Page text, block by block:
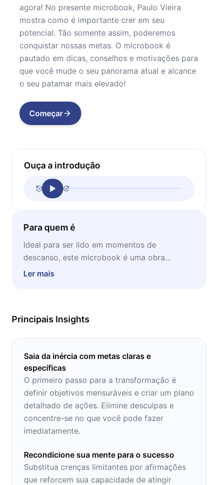
agora! No presente microbook, Paulo Vieira
mostra como é importante crer em seu
potencial. Tão somente assim, poderemos
conquistar nossas metas. O microbook é
pautado em dicas, conselhos e motivações para
que você mude o seu panorama atual e alcance
o seu patamar mais elevado!
Começar
Ouça a introdução
Para quem é
Ideal para ser lido em momentos de
descanso, este microbook é uma obra
recomendada para aqueles que precisam de
Ler mais
Principais Insights
Saia da inércia com metas claras e
específicas
O primeiro passo para a transformação é
definir objetivos mensuráveis e criar um plano
detalhado de ações. Elimine desculpas e
concentre-se no que você pode fazer
imediatamente.
Recondicione sua mente para o sucesso
Substitua crenças limitantes por afirmações
que reforcem sua capacidade de atingir